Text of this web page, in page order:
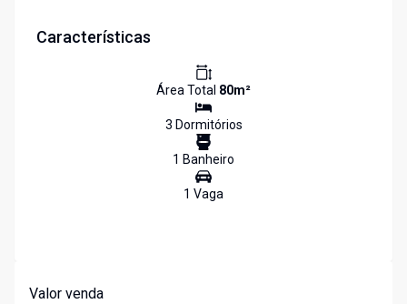
Características
Área Total 80m²
3 Dormitórios
1 Banheiro
1 Vaga
Valor venda